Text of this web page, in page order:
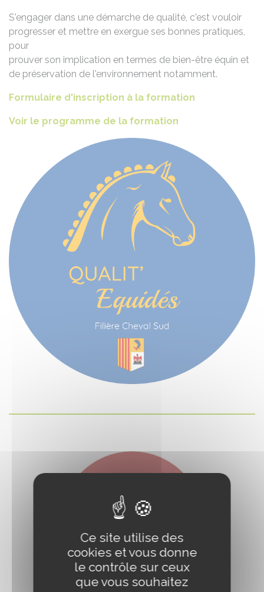
S'engager dans une démarche de qualité, c'est vouloir
progresser et mettre en exergue ses bonnes pratiques,
pour
prouver son implication en termes de bien-être équin et
de préservation de l'environnement notamment.
Formulaire d'inscription à la formation
Voir le programme de la formation
Ce site utilise des
cookies et vous donne
le contrôle sur ceux
que vous souhaitez